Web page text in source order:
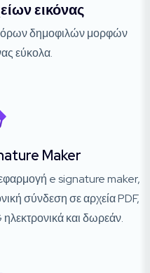
εικόνας
δημοφιλών μορφών
εύκολα.
Maker
e signature maker,
σύνδεση σε αρχεία PDF,
και δωρεάν.